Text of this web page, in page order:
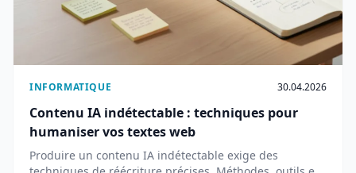
INFORMATIQUE 30.04.2026
Contenu IA indétectable : techniques pour
humaniser vos textes web
Produire un contenu IA indétectable exige des